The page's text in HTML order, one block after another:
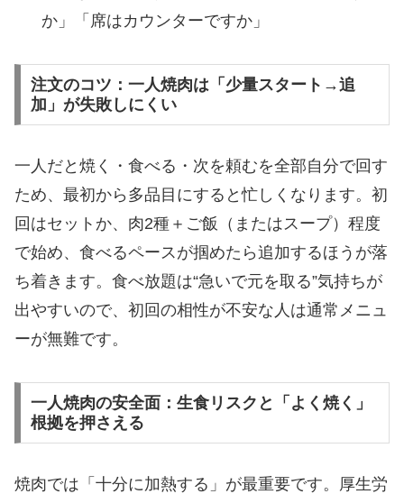
か」「席はカウンターですか」
注文のコツ：一人焼肉は「少量スタート→追
加」が失敗しにくい
一人だと焼く・食べる・次を頼むを全部自分で回す
ため、最初から多品目にすると忙しくなります。初
回はセットか、肉2種＋ご飯（またはスープ）程度
で始め、食べるペースが掴めたら追加するほうが落
ち着きます。食べ放題は“急いで元を取る”気持ちが
出やすいので、初回の相性が不安な人は通常メニュ
ーが無難です。
一人焼肉の安全面：生食リスクと「よく焼く」
根拠を押さえる
焼肉では「十分に加熱する」が最重要です。厚生労